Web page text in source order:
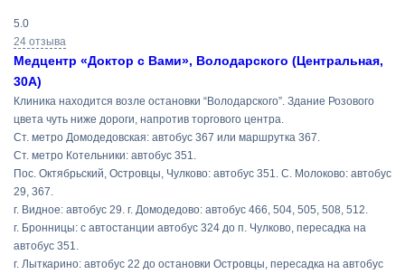
5.0
24 отзыва
Медцентр «Доктор с Вами», Володарского (Центральная,
30А)
Клиника находится возле остановки “Володарского”. Здание Розового
цвета чуть ниже дороги, напротив торгового центра.
Ст. метро Домодедовская: автобус 367 или маршрутка 367.
Ст. метро Котельники: автобус 351.
Пос. Октябрьский, Островцы, Чулково: автобус 351. С. Молоково: автобус
29, 367.
г. Видное: автобус 29. г. Домодедово: автобус 466, 504, 505, 508, 512.
г. Бронницы: с автостанции автобус 324 до п. Чулково, пересадка на
автобус 351.
г. Лыткарино: автобус 22 до остановки Островцы, пересадка на автобус